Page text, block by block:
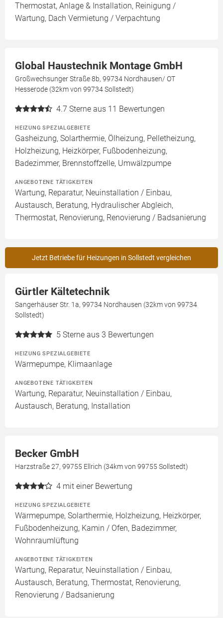
Thermostat, Anlage & Installation, Reinigung /
Wartung, Dach Vermietung / Verpachtung
Global Haustechnik Montage GmbH
Großwechsunger Straße 8b, 99734 Nordhausen/ OT
Hesserode (32km von 99734 Sollstedt)
4.7 Sterne aus 11 Bewertungen
HEIZUNG SPEZIALGEBIETE
Gasheizung, Solarthermie, Ölheizung, Pelletheizung,
Holzheizung, Heizkörper, Fußbodenheizung,
Badezimmer, Brennstoffzelle, Umwälzpumpe
ANGEBOTENE TÄTIGKEITEN
Wartung, Reparatur, Neuinstallation / Einbau,
Austausch, Beratung, Hydraulischer Abgleich,
Thermostat, Renovierung, Renovierung / Badsanierung
Jetzt Betriebe für Heizungen in Sollstedt vergleichen
Gürtler Kältetechnik
Sangerhäuser Str. 1a, 99734 Nordhausen (32km von 99734
Sollstedt)
5 Sterne aus 3 Bewertungen
HEIZUNG SPEZIALGEBIETE
Wärmepumpe, Klimaanlage
ANGEBOTENE TÄTIGKEITEN
Wartung, Reparatur, Neuinstallation / Einbau,
Austausch, Beratung, Installation
Becker GmbH
Harzstraße 27, 99755 Ellrich (34km von 99755 Sollstedt)
4 mit einer Bewertung
HEIZUNG SPEZIALGEBIETE
Wärmepumpe, Solarthermie, Holzheizung, Heizkörper,
Fußbodenheizung, Kamin / Ofen, Badezimmer,
Wohnraumlüftung
ANGEBOTENE TÄTIGKEITEN
Wartung, Reparatur, Neuinstallation / Einbau,
Austausch, Beratung, Thermostat, Renovierung,
Renovierung / Badsanierung